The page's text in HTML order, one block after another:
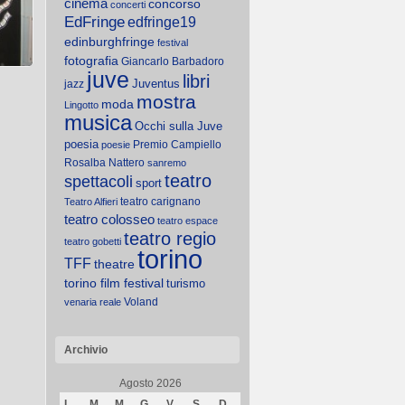
...
cinema concerti concorso
EdFringeedfringe19
edinburghfringe festival
fotografia Giancarlo Barbadoro
jazz juve Juventus libri
Lingotto moda mostra
musica Occhi sulla Juve
poesia poesie Premio Campiello
Rosalba Nattero sanremo
spettacoli sport teatro
Teatro Alfieri teatro carignano
teatro colosseo teatro espace
teatro gobetti teatro regio
TFFtheatretorino
torino film festival turismo
venaria reale Voland
Archivio
Agosto 2026